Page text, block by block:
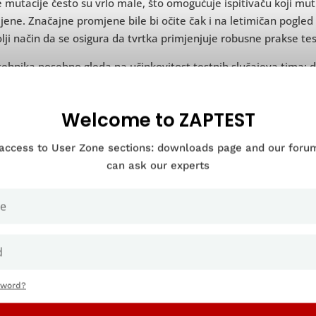
Značajne promjene bile bi očite čak i na letimičan
način da se osigura da tvrtka primjenjuje robusne prakse
posebno gleda na učinkovitost testnih slučajeva tima;
slučaju testiranje mutacija gleda na to koliko dobro ova
trebate napraviti mutacijsko
timovi to provedu rano u fazi testiranja. To znači da ako
i ‘ubiti’ mutante, ima dovoljno vremena da se
testiranja organizacije.
da je ovo vrlo svestrana metoda, testiranje mutacija
Welcome to ZAPTEST
to User Zone sections: downloads page and our
can ask our experts